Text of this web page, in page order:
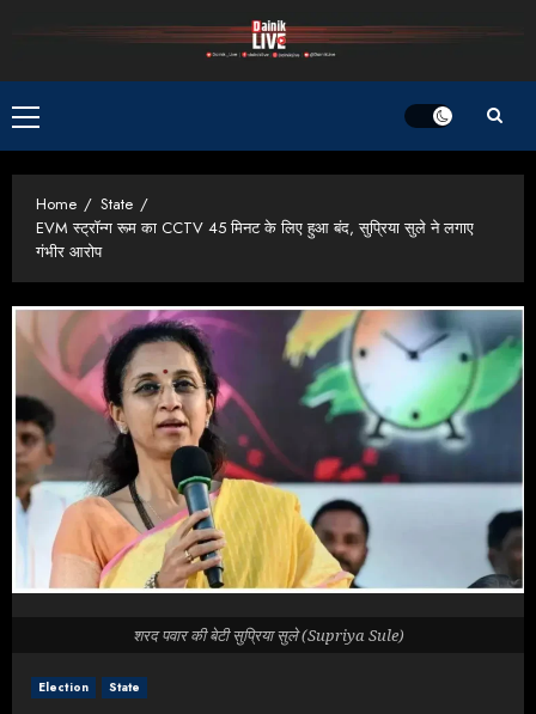
Primary
Menu
Home
State
EVM स्ट्रॉन्ग रूम का CCTV 45 मिनट के लिए हुआ बंद, सुप्रिया सुले ने लगाए
गंभीर आरोप
Election State
शरद पवार की बेटी सुप्रिया सुले (Supriya Sule)